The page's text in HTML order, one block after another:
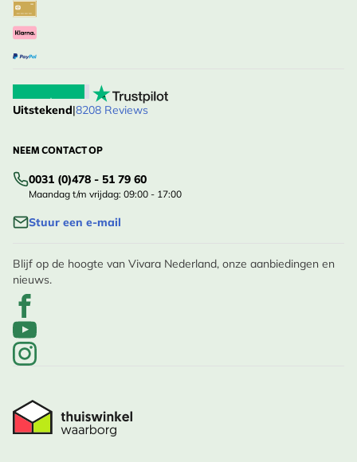
Uitstekend|8208 Reviews
NEEM CONTACT OP
0031 (0)478 - 51 79 60
Maandag t/m vrijdag: 09:00 - 17:00
Stuur een e-mail
Blijf op de hoogte van Vivara Nederland, onze aanbiedingen en
nieuws.